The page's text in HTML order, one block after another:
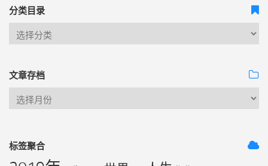
分类目录
文章存档
标签聚合